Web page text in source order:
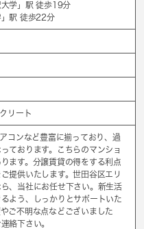
大学 」駅 徒歩19分
」駅 徒歩22分
リート
コンなど豊富に揃っており、過
ております。こちらのマンショ
ます。分譲賃貸の得をする利点
提供いたします。世田谷区エリ
、当社にお任せ下さい。新生活
よう、しっかりとサポートいた
ご不明な点などございました
絡下さい。